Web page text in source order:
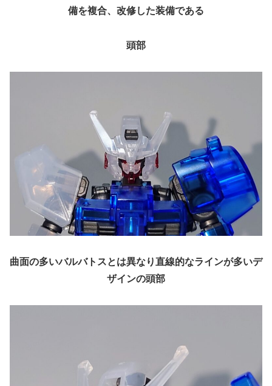
備を複合、改修した装備である
頭部
曲面の多いバルバトスとは異なり直線的なラインが多いデ
ザインの頭部